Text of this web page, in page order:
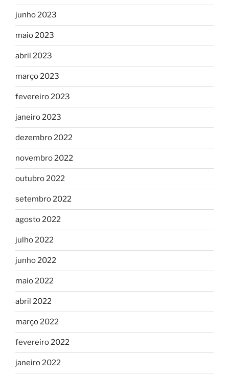
junho 2023
maio 2023
abril 2023
março 2023
fevereiro 2023
janeiro 2023
dezembro 2022
novembro 2022
outubro 2022
setembro 2022
agosto 2022
julho 2022
junho 2022
maio 2022
abril 2022
março 2022
fevereiro 2022
janeiro 2022